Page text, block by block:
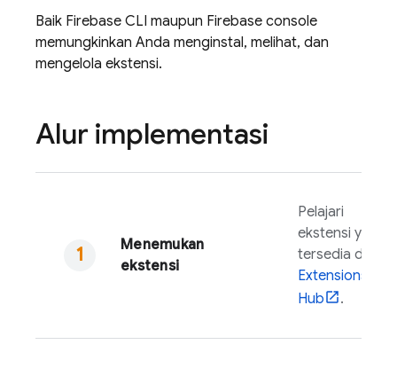
Baik Firebase CLI maupun Firebase console
memungkinkan Anda menginstal, melihat, dan
mengelola ekstensi.
Alur implementasi
Menemukan
ekstensi
Pelajari
ekstensi yang
tersedia di
Extensions
Hub
.